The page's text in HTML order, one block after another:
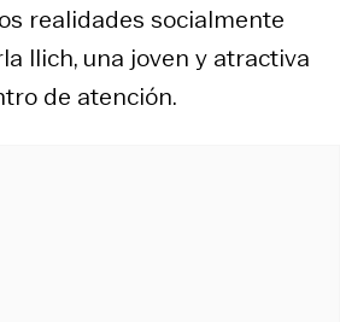
realidades socialmente
Ilich, una joven y atractiva
de atención.